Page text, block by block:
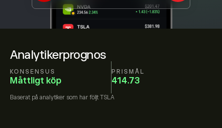
Analytikerprognos
KONSENSUS
Måttligt köp
PRISMÅL
414.73
Baserat på analytiker som har följt TSLA